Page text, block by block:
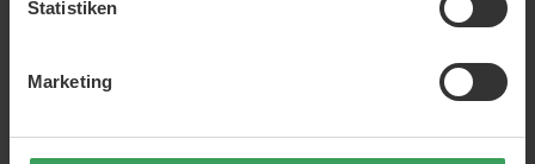
Statistiken
Marketing
EUR